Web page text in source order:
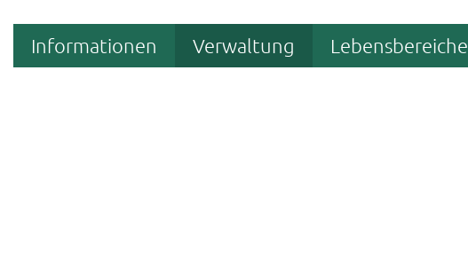
Informationen Verwaltung Lebensbereiche